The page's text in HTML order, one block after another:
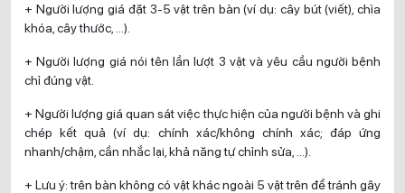
+ Người lượng giá đặt 3-5 vật trên bàn (ví dụ: cây bút (viết), chìa
khóa, cây thước, …).
+ Người lượng giá nói tên lần lượt 3 vật và yêu cầu người bệnh
chỉ đúng vật.
+ Người lượng giá quan sát việc thực hiện của người bệnh và ghi
chép kết quả (ví dụ: chính xác/không chính xác; đáp ứng
nhanh/chậm, cần nhắc lại, khả năng tự chỉnh sửa, …).
+ Lưu ý: trên bàn không có vật khác ngoài 5 vật trên để tránh gây